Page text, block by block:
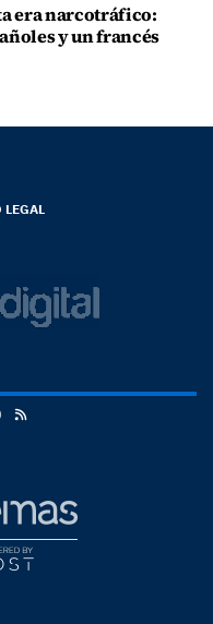
era narcotráfico:
y un francés
LEGAL